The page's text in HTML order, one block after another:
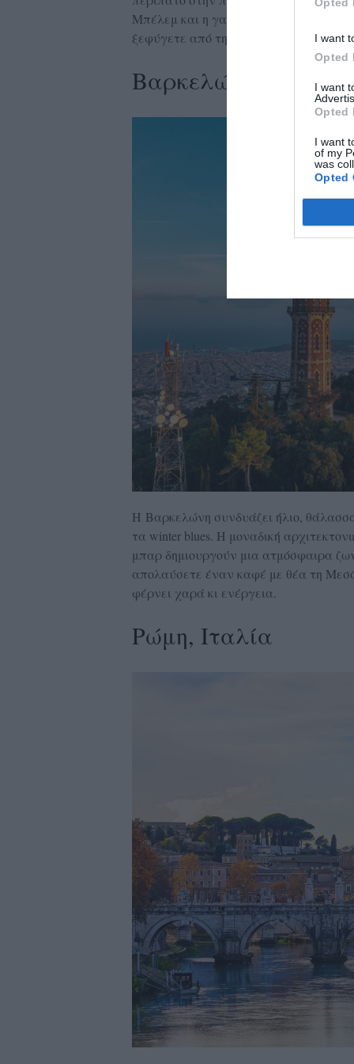
I want
Opted
I want
Opted
I want
of my
was
Opted
Μπέλεμ και η γαστρονομική σκηνή της
ξεφύγετε από τη μελαγχολία του
Βαρκελώνη, Ισπανία
H Βαρκελώνη συνδυάζει ήλιο,
τα winter blues. Η μοναδική
μπαρ δημιουργούν μια ατμόσφαιρα
απολαύσετε έναν καφέ με θέα τη
φέρνει χαρά κι ενέργεια.
Ρώμη, Ιταλία